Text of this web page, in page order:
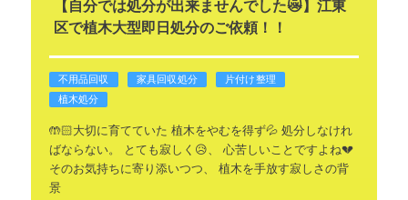
【自分では処分が出来ませんでした😿】江東
区で植木大型即日処分のご依頼！！
不用品回収 家具回収処分
片付け整理
植木処分
🤲🏻大切に育てていた 植木をやむを得ず💦処分しなけれ
ばならない。
とても寂しく😥、
心苦しいことですよね💔
そのお気持ちに寄り添いつつ、
植木を手放す寂しさの背
景